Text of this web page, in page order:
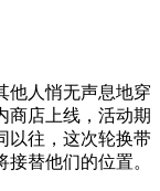
他人悄无声息地穿
商店上线，活动期
以往，这次轮换带
替他们的位置。